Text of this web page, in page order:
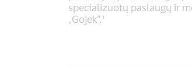
specializuotų paslaugų ir
„Gojek“.¹